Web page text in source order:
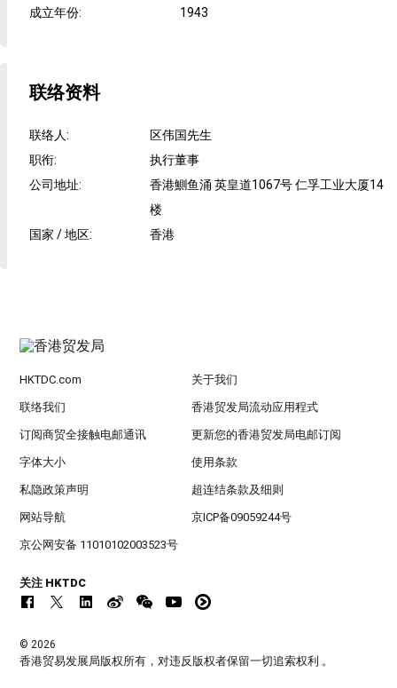
成立年份: 1943
联络资料
联络人:
区伟国先生
职衔:
执行董事
公司地址:
香港鰂鱼涌 英皇道1067号 仁孚工业大厦14
楼
国家 / 地区: 香港
HKTDC.com 关于我们
联络我们 香港贸发局流动应用程式
订阅商贸全接触电邮通讯 更新您的香港贸发局电邮订阅
字体大小 使用条款
私隐政策声明 超连结条款及细则
网站导航 京ICP备09059244号
京公网安备 11010102003523号
关注 HKTDC
© 2026
香港贸易发展局版权所有，对违反版权者保留一切追索权利 。